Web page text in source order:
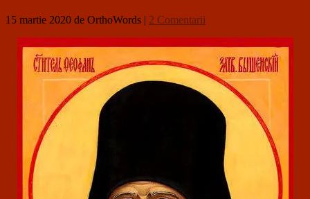
15 martie 2020 de OrthoWords | 2 Comentarii